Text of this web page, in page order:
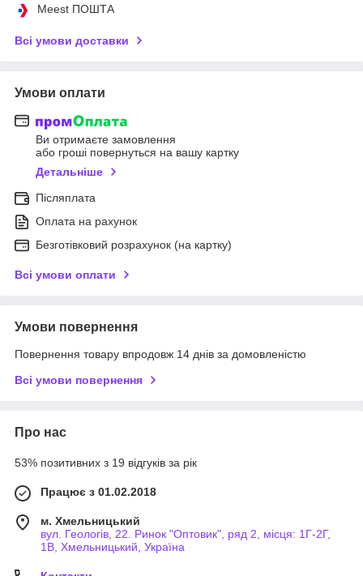
Meest ПОШТА
Всі умови доставки
Умови оплати
Ви отримаєте замовлення
або гроші повернуться на вашу картку
Детальніше
Післяплата
Оплата на рахунок
Безготівковий розрахунок (на картку)
Всі умови оплати
Умови повернення
Повернення товару впродовж 14 днів за домовленістю
Всі умови повернення
Про нас
53% позитивних з 19 відгуків за рік
Працює з 01.02.2018
м. Хмельницький
вул. Геологів, 22. Ринок "Оптовик", ряд 2, місця: 1Г-2Г,
1В, Хмельницький, Україна